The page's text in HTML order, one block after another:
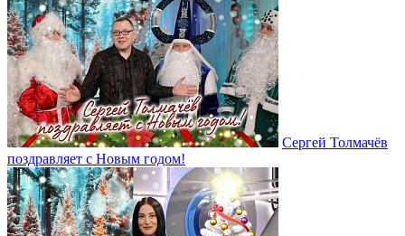
Сергей Толмачёв
поздравляет с Новым годом!